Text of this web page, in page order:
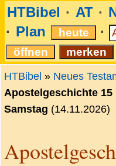
HTBibel AT
Plan
HTBibel » Neues
Apostelgeschichte 15
Samstag (14.11.2026)